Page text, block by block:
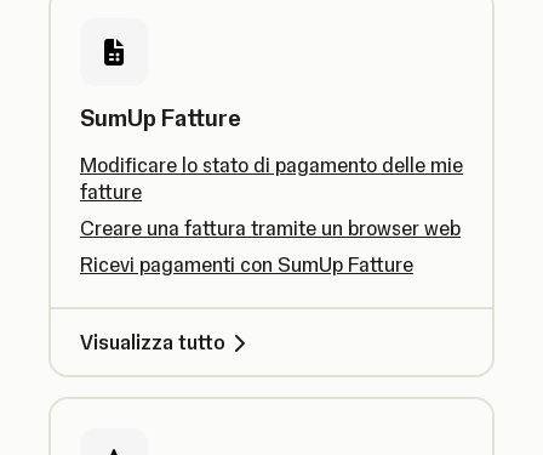
SumUp Fatture
Modificare lo stato di pagamento delle mie
fatture
Creare una fattura tramite un browser web
Ricevi pagamenti con SumUp Fatture
Visualizza tutto